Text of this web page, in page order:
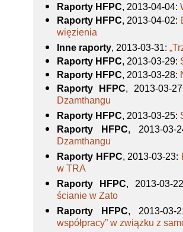
Raporty HFPC, 2013-04-04:
Raporty HFPC, 2013-04-02:
więzienia
Inne raporty, 2013-03-31:
Raporty HFPC, 2013-03-29:
Raporty HFPC, 2013-03-28:
Raporty HFPC, 2013-03-27
Dzamthangu
Raporty HFPC, 2013-03-25:
Raporty HFPC, 2013-03-
Dzamthangu
Raporty HFPC, 2013-03-23:
w TRA
Raporty HFPC, 2013-03-22
ścianie w Zato
Raporty HFPC, 2013-03-
współpracy” w związku z